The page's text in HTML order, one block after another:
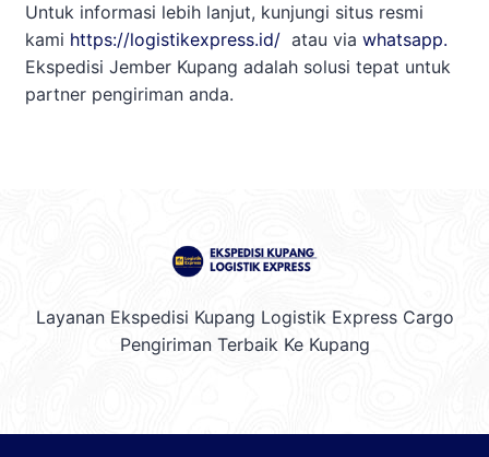
Untuk informasi lebih lanjut, kunjungi situs resmi
kami https://logistikexpress.id/ atau via whatsapp.
Ekspedisi Jember Kupang adalah solusi tepat untuk
partner pengiriman anda.
Layanan Ekspedisi Kupang Logistik Express Cargo
Pengiriman Terbaik Ke Kupang